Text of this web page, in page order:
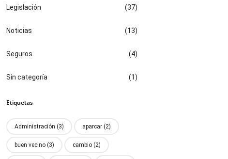
Legislación (37)
Noticias (13)
Seguros (4)
Sin categoría (1)
Etiquetas
Administración (3) aparcar (2)
buen vecino (3) cambio (2)